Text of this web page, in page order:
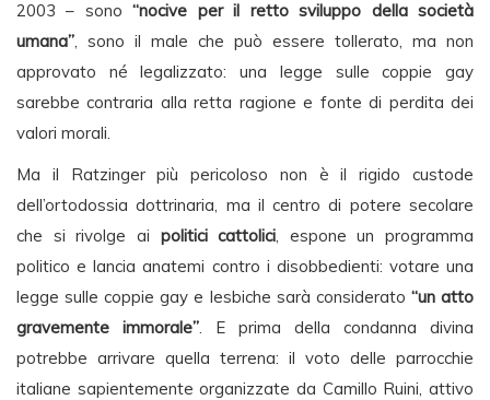
2003 – sono“nocive per il retto sviluppo della società
umana”, sono il male che può essere tollerato, ma non
approvato né legalizzato: una legge sulle coppie gay
sarebbe contraria alla retta ragione e fonte di perdita dei
valori morali.
Ma il Ratzinger più pericoloso non è il rigido custode
dell’ortodossia dottrinaria, ma il centro di potere secolare
che si rivolge ai politici cattolici, espone un programma
politico e lancia anatemi contro i disobbedienti: votare una
legge sulle coppie gay e lesbiche sarà considerato “un atto
gravemente immorale”. E prima della condanna divina
potrebbe arrivare quella terrena: il voto delle parrocchie
italiane sapientemente organizzate da Camillo Ruini, attivo